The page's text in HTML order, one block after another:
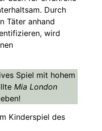
Durch
Täter anhand
wird
Spiel mit hohem
Mia London
Kinderspiel des